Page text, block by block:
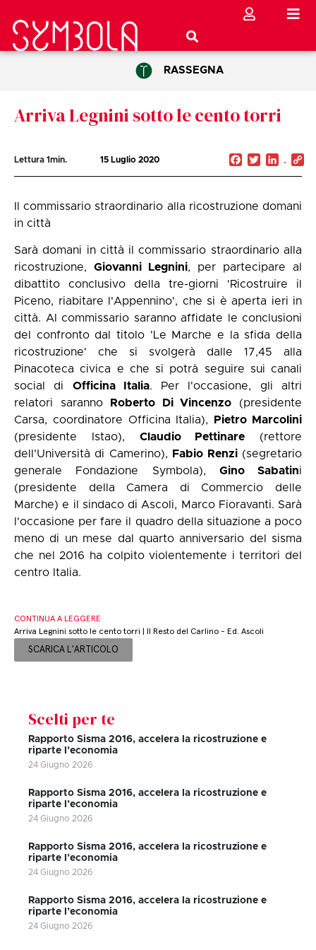
RASSEGNA
Arriva Legnini sotto le cento torri
Lettura 1min. 15 Luglio 2020 Facebook
Twitter
Il commissario straordinario alla ricostruzione domani
in città
Sarà domani in città il commissario straordinario alla
ricostruzione, Giovanni Legnini, per partecipare al
dibattito conclusivo della tre-giorni 'Ricostruire il
Piceno, riabitare l'Appennino', che si è aperta ieri in
città. Al commissario saranno affidate le conclusioni
del confronto dal titolo 'Le Marche e la sfida della
ricostruzione' che si svolgerà dalle 17,45 alla
Pinacoteca civica e che si potrà seguire sui canali
social di Officina Italia. Per l'occasione, gli altri
relatori saranno
Roberto Di Vincenzo (presidente
Carsa, coordinatore Officina Italia),
Pietro Marcolini
(presidente Istao), Claudio Pettinare (rettore
dell'Università di Camerino),
Fabio Renzi(segretario
generale Fondazione Symbola), Gino Sabatini
(presidente della Camera di Commercio delle
Marche) e il sindaco di Ascoli, Marco Fioravanti. Sarà
l'occasione per fare il quadro della situazione a poco
meno di un mese dal quarto anniversario del sisma
che nel 2016 ha colpito violentemente i territori del
centro Italia.
CONTINUA A LEGGERE
Arriva Legnini sotto le cento torri | Il Resto del Carlino - Ed. Ascoli
SCARICA L'ARTICOLO
Scelti per te
Rapporto Sisma 2016, accelera la ricostruzione e
riparte l’economia
24 Giugno 2026
Rapporto Sisma 2016, accelera la ricostruzione e
riparte l’economia
24 Giugno 2026
Rapporto Sisma 2016, accelera la ricostruzione e
riparte l’economia
24 Giugno 2026
Rapporto Sisma 2016, accelera la ricostruzione e
riparte l’economia
24 Giugno 2026